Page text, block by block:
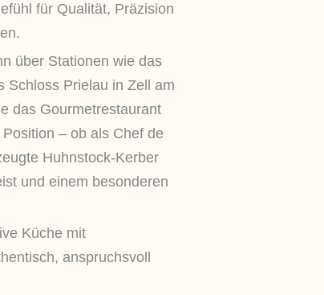
für Qualität, Präzision
über Stationen wie das
Schloss Prielau in Zell am
das Gourmetrestaurant
– ob als Chef de
Huhnstock-Kerber
und einem besonderen
Küche mit
anspruchsvoll